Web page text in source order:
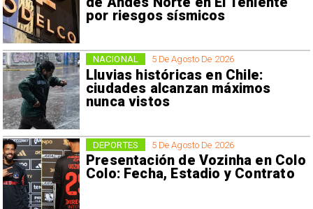
por riesgos sísmicos
5 De Agosto De 2026
Lluvias históricas en Chile:
ciudades alcanzan máximos
nunca vistos
NACIONAL
5 De Agosto De 2026
Presentación de Vozinha en Colo
Colo: Fecha, Estadio y Contrato
DEPORTES